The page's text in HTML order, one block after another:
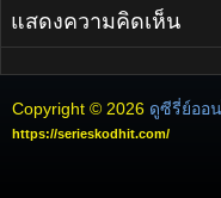
แสดงความคิดเห็น
Copyright © 2026 ดูซีรี่ย์ออ
https://serieskodhit.com/